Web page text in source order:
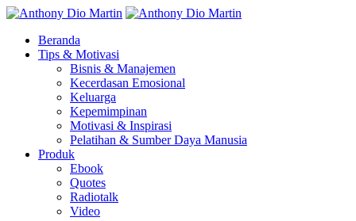
Beranda
Tips & Motivasi
Bisnis & Manajemen
Kecerdasan Emosional
Keluarga
Kepemimpinan
Motivasi & Inspirasi
Pelatihan & Sumber Daya Manusia
Produk
Ebook
Quotes
Radiotalk
Video